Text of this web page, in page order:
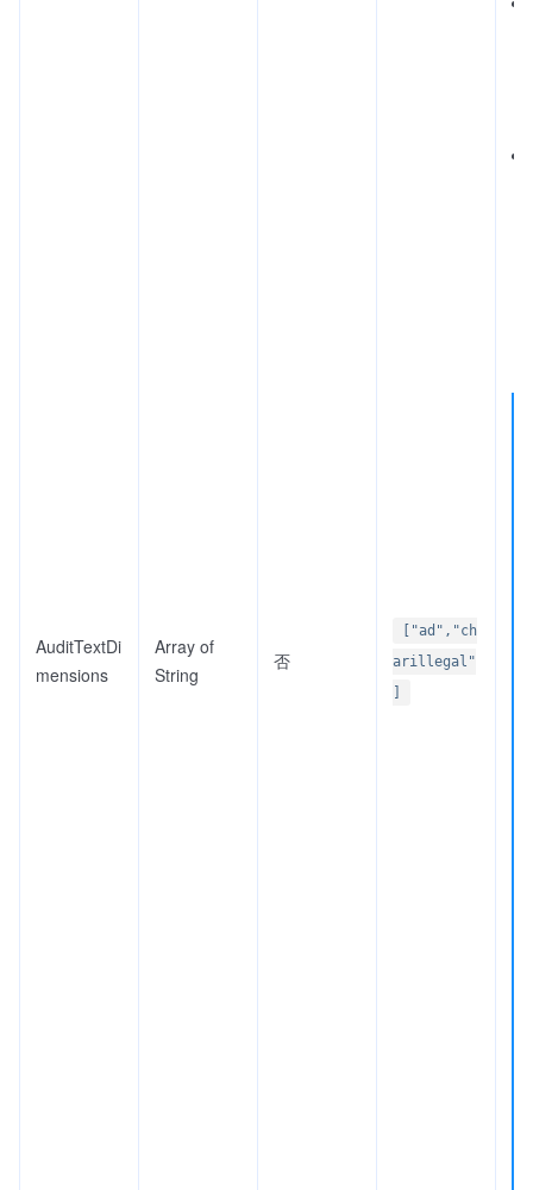
AuditTextDi
mensions
Array of
String
否
["ad","ch
arillegal"